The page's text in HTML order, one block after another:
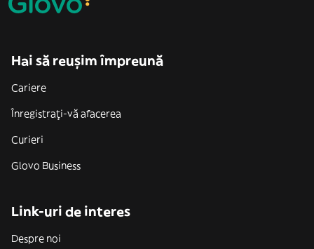
Hai să reușim împreună
Cariere
Înregistrați-vă afacerea
Curieri
Glovo Business
Link-uri de interes
Despre noi